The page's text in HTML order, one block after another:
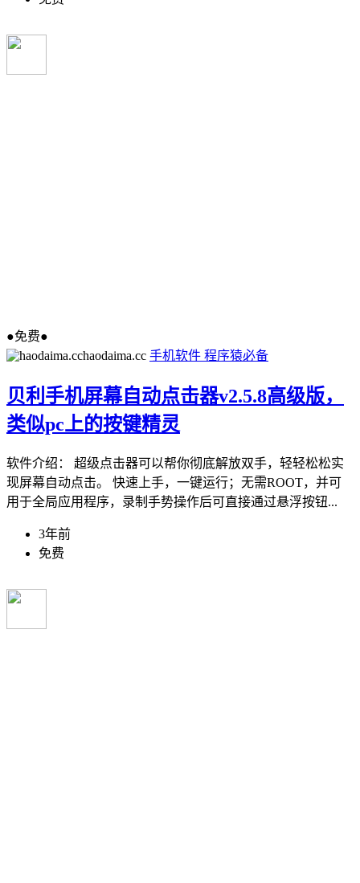
●免费●
haodaima.cc 手机软件 程序猿必备
贝利手机屏幕自动点击器v2.5.8高级版，
类似pc上的按键精灵
软件介绍： 超级点击器可以帮你彻底解放双手，轻轻松松实
现屏幕自动点击。 快速上手，一键运行；无需ROOT，并可
用于全局应用程序，录制手势操作后可直接通过悬浮按钮...
3年前
免费